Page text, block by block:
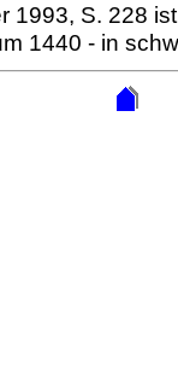
1993, S. 228
1440 - in